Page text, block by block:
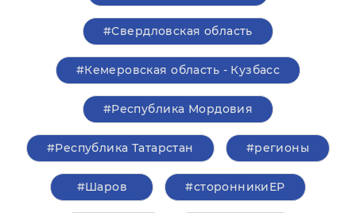
#Свердловская область
#Кемеровская область - Кузбасс
#Республика Мордовия
#Республика Татарстан #регионы
#Шаров #сторонникиЕР